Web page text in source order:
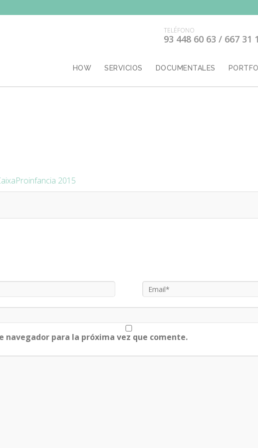
TELÉFONO
93 448 60 63 / 667 31
HOW SERVICIOS DOCUMENTALES
2015
navegador para la próxima vez que comente.